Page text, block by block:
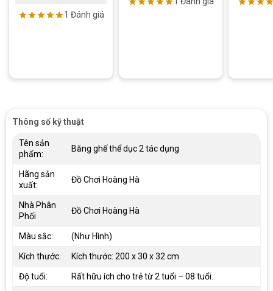
1 Đánh giá
Thông số kỹ thuật
Tên sản
phẩm:
Băng ghế thể dục 2 tác dụng
Hãng sản
xuất:
Đồ Chơi Hoàng Hà
Nhà Phân
Phối
Đồ Chơi Hoàng Hà
Màu sắc: (Như Hình)
Kích thước: Kích thước: 200 x 30 x 32 cm
Độ tuổi: Rất hữu ích cho trẻ từ 2 tuổi – 08 tuổi.